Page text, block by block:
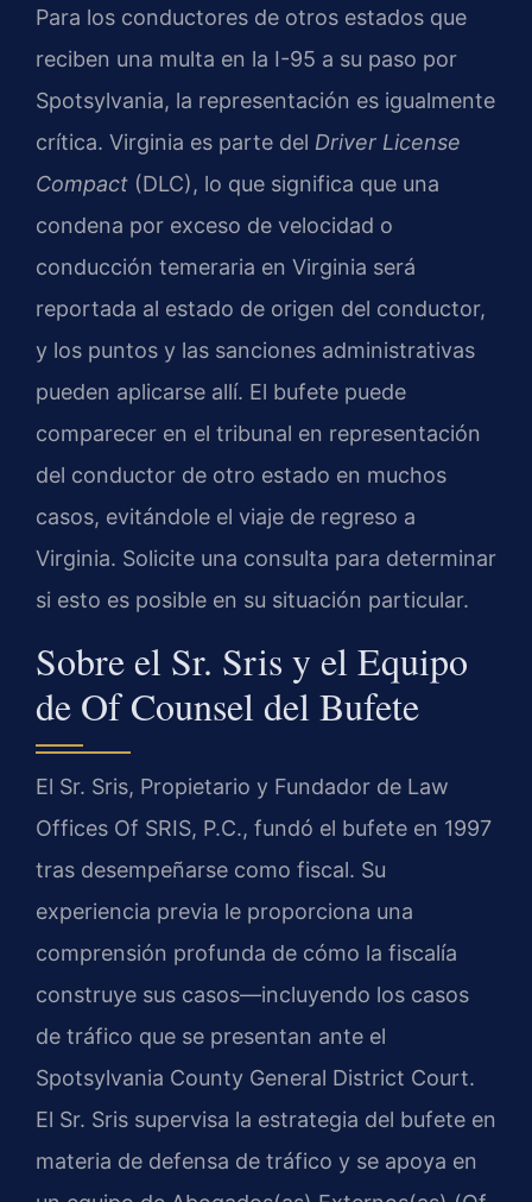
Para los conductores de otros estados que
reciben una multa en la I-95 a su paso por
Spotsylvania, la representación es igualmente
crítica. Virginia es parte del Driver License
Compact (DLC), lo que significa que una
condena por exceso de velocidad o
conducción temeraria en Virginia será
reportada al estado de origen del conductor,
y los puntos y las sanciones administrativas
pueden aplicarse allí. El bufete puede
comparecer en el tribunal en representación
del conductor de otro estado en muchos
casos, evitándole el viaje de regreso a
Virginia. Solicite una consulta para determinar
si esto es posible en su situación particular.
Sobre el Sr. Sris y el Equipo
de Of Counsel del Bufete
El Sr. Sris, Propietario y Fundador de Law
Offices Of SRIS, P.C., fundó el bufete en 1997
tras desempeñarse como fiscal. Su
experiencia previa le proporciona una
comprensión profunda de cómo la fiscalía
construye sus casos—incluyendo los casos
de tráfico que se presentan ante el
Spotsylvania County General District Court.
El Sr. Sris supervisa la estrategia del bufete en
materia de defensa de tráfico y se apoya en